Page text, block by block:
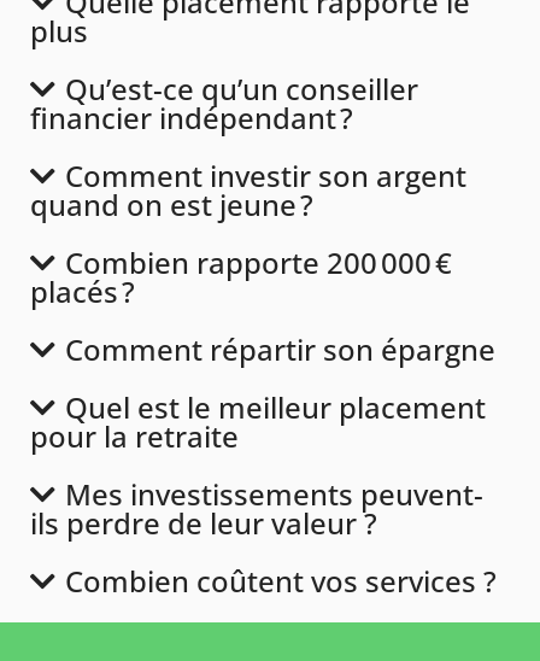
plus
Qu’est-ce qu’un conseiller
financier indépendant ?
Comment investir son argent
quand on est jeune ?
Combien rapporte 200 000 €
placés ?
Comment répartir son épargne
Quel est le meilleur placement
pour la retraite
Mes investissements peuvent-
ils perdre de leur valeur ?
Combien coûtent vos services ?